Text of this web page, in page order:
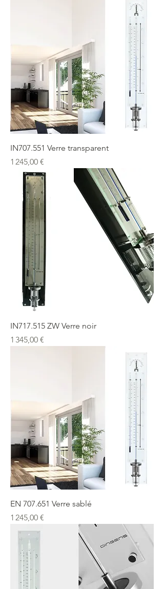
IN707.551 Verre transparent
Prix
1 245,00 €
IN717.515 ZW Verre noir
Prix
1 345,00 €
EN 707.651 Verre sablé
Prix
1 245,00 €